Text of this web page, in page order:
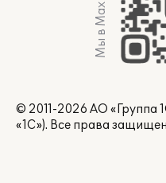
Мы в Max
© 2011-2026 АО «Группа
«1С»). Все права